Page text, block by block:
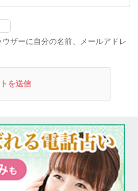
ザーに自分の名前、メールアドレ